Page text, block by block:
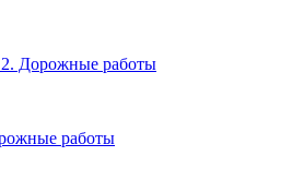
2. Дорожные работы
работы